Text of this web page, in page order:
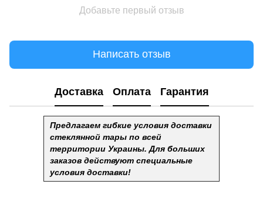
Добавьте первый отзыв
Написать отзыв
Доставка Оплата Гарантия
Предлагаем гибкие условия доставки
стеклянной тары по всей
территории Украины. Для больших
заказов действуют специальные
условия доставки!